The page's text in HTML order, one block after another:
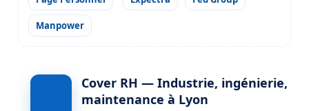
Manpower
Cover RH — Industrie, ingénierie,
maintenance à Lyon